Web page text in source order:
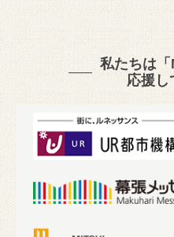
私たちは
応援し